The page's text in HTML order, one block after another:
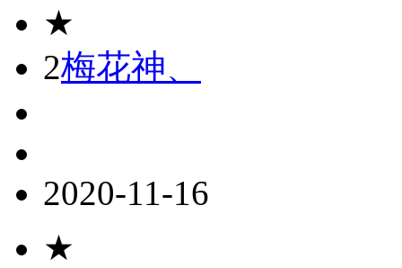
★
2梅花神、
2020-11-16
★